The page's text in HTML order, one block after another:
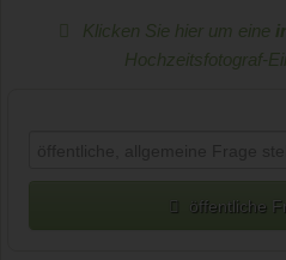
Klicken Sie hier um eine
Hochzeitsfotograf-
öffentliche